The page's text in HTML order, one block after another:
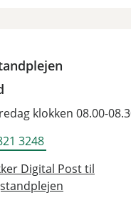
klokken 08.00-
3248
Digital Post til